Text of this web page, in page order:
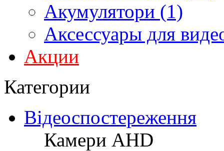
Акумулятори (1)
Аксессуары для
Акции
Категории
Відеоспостереження
Камери AHD